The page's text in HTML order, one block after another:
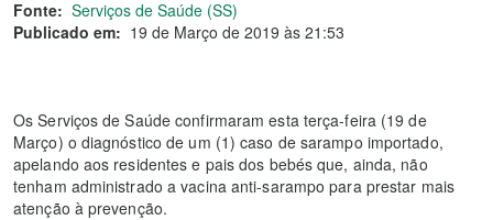
Fonte: Serviços de Saúde (SS)
Publicado em: 19 de Março de 2019 às 21:53
Os Serviços de Saúde confirmaram esta terça-feira (19 de
Março) o diagnóstico de um (1) caso de sarampo importado,
apelando aos residentes e pais dos bebés que, ainda, não
tenham administrado a vacina anti-sarampo para prestar mais
atenção à prevenção.